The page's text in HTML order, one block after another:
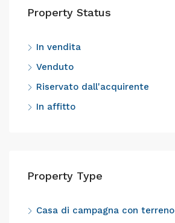
Property Status
In vendita
Venduto
Riservato dall'acquirente
In affitto
Property Type
Casa di campagna con terreno